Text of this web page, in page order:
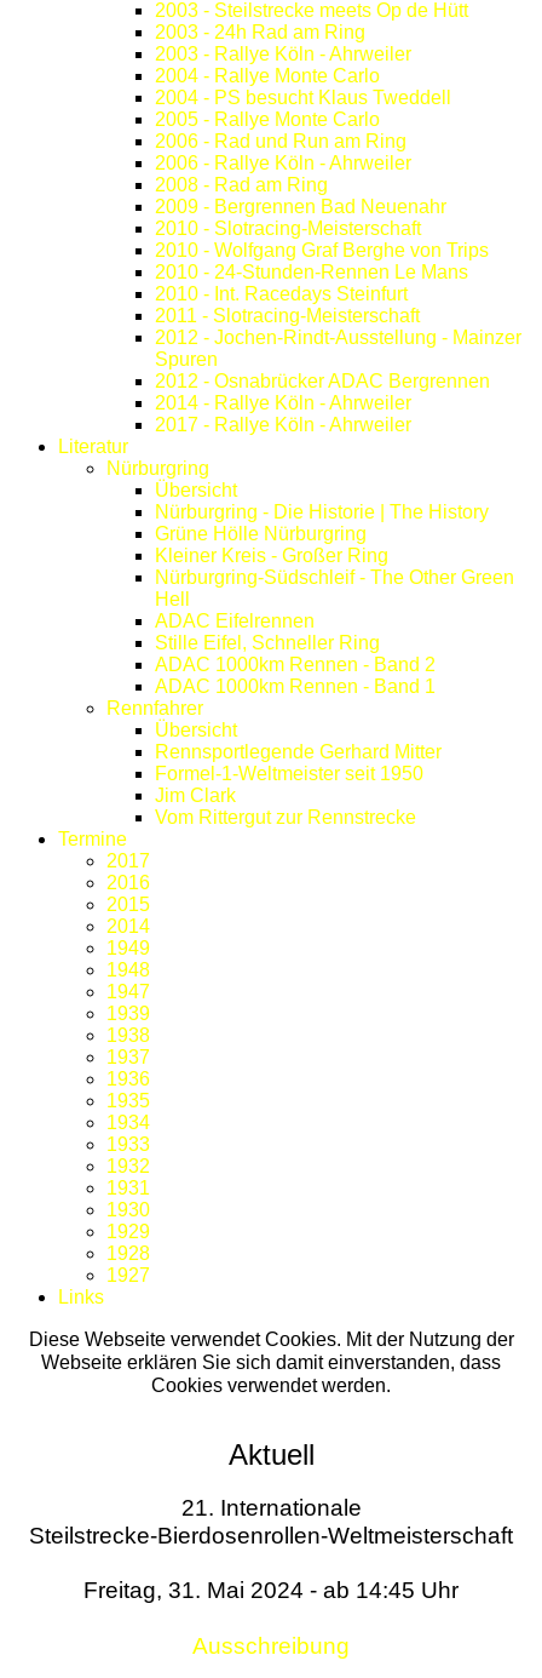
2003 - Steilstrecke meets Op de Hütt
2003 - 24h Rad am Ring
2003 - Rallye Köln - Ahrweiler
2004 - Rallye Monte Carlo
2004 - PS besucht Klaus Tweddell
2005 - Rallye Monte Carlo
2006 - Rad und Run am Ring
2006 - Rallye Köln - Ahrweiler
2008 - Rad am Ring
2009 - Bergrennen Bad Neuenahr
2010 - Slotracing-Meisterschaft
2010 - Wolfgang Graf Berghe von Trips
2010 - 24-Stunden-Rennen Le Mans
2010 - Int. Racedays Steinfurt
2011 - Slotracing-Meisterschaft
2012 - Jochen-Rindt-Ausstellung - Mainzer
Spuren
2012 - Osnabrücker ADAC Bergrennen
2014 - Rallye Köln - Ahrweiler
2017 - Rallye Köln - Ahrweiler
Literatur
Nürburgring
Übersicht
Nürburgring - Die Historie | The History
Grüne Hölle Nürburgring
Kleiner Kreis - Großer Ring
Nürburgring-Südschleif - The Other Green
Hell
ADAC Eifelrennen
Stille Eifel, Schneller Ring
ADAC 1000km Rennen - Band 2
ADAC 1000km Rennen - Band 1
Rennfahrer
Übersicht
Rennsportlegende Gerhard Mitter
Formel-1-Weltmeister seit 1950
Jim Clark
Vom Rittergut zur Rennstrecke
Termine
2017
2016
2015
2014
1949
1948
1947
1939
1938
1937
1936
1935
1934
1933
1932
1931
1930
1929
1928
1927
Links
Diese Webseite verwendet Cookies. Mit der Nutzung der
Webseite erklären Sie sich damit einverstanden, dass
Cookies verwendet werden.
Aktuell
21. Internationale
Steilstrecke-Bierdosenrollen-Weltmeisterschaft
Freitag, 31. Mai 2024 - ab 14:45 Uhr
Ausschreibung